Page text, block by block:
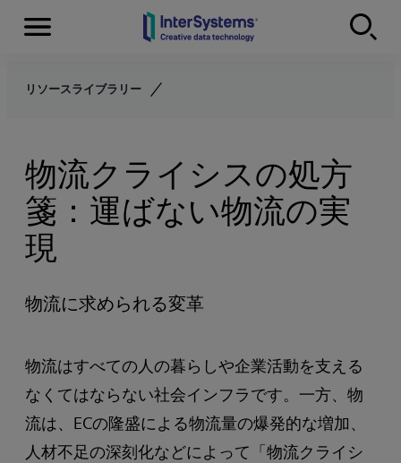
Skip to content
Menu
リソースライブラリー
物流クライシスの処方
箋：運ばない物流の実
現
物流に求められる変革
物流はすべての人の暮らしや企業活動を支える
なくてはならない社会インフラです。一方、物
流は、ECの隆盛による物流量の爆発的な増加、
人材不足の深刻化などによって「物流クライシ